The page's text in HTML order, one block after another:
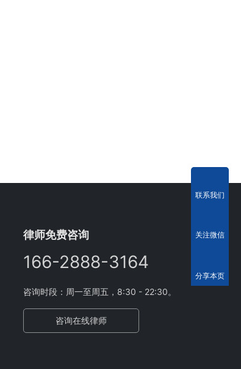
律师免费咨询
166-2888-3164
咨询时段：周一至周五，8:30 - 22:30。
咨询在线律师
联系我们
关注微信
分享本页